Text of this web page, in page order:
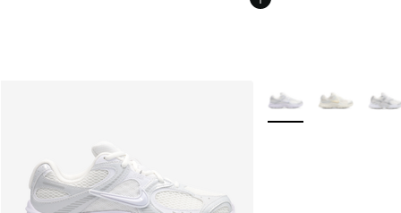
Plus de couleurs